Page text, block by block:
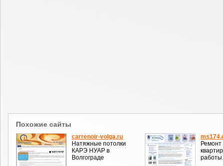
Похожие сайты
carrenoir-volga.ru
Натяжные потолки
КАРЭ НУАР в
Волгограде
Ремонт
работы.